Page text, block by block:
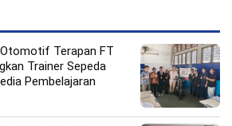
Terapan FT
Trainer Sepeda
Pembelajaran